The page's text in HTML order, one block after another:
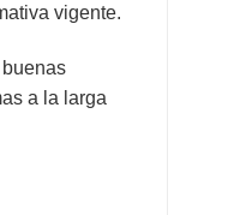
vigente.
a la larga